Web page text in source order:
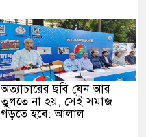
অত্যাচারের ছবি যেন আর
তুলতে না হয়, সেই সমাজ
গড়তে হবে: আলাল